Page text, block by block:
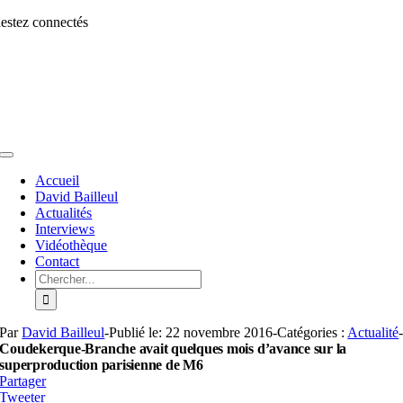
Allerconnectés
Toggle
NavigationAccueil
David Bailleul
Actualités
Interviews
Vidéothèque
Contact
Rechercher:
ParDavid Bailleul-Publié le: 22 novembre 2016-Catégories : Actualité-
Coudekerque-Branche avait quelques mois d’avance sur la
superproduction parisienne de M6
Partager
Tweeter